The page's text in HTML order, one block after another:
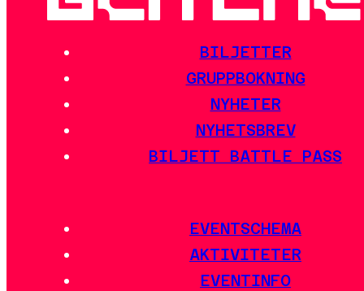
BILJETTER
GRUPPBOKNING
NYHETER
NYHETSBREV
BILJETT BATTLE PASS
EVENTSCHEMA
AKTIVITETER
EVENTINFO